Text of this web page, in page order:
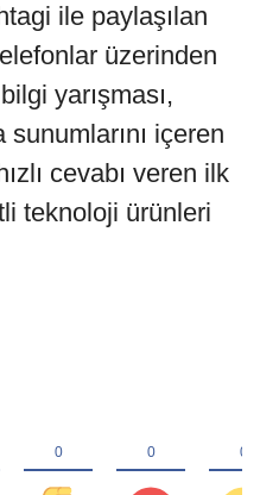
ile paylaşılan
üzerinden
yarışması,
içeren
cevabı veren ilk
teknoloji ürünleri